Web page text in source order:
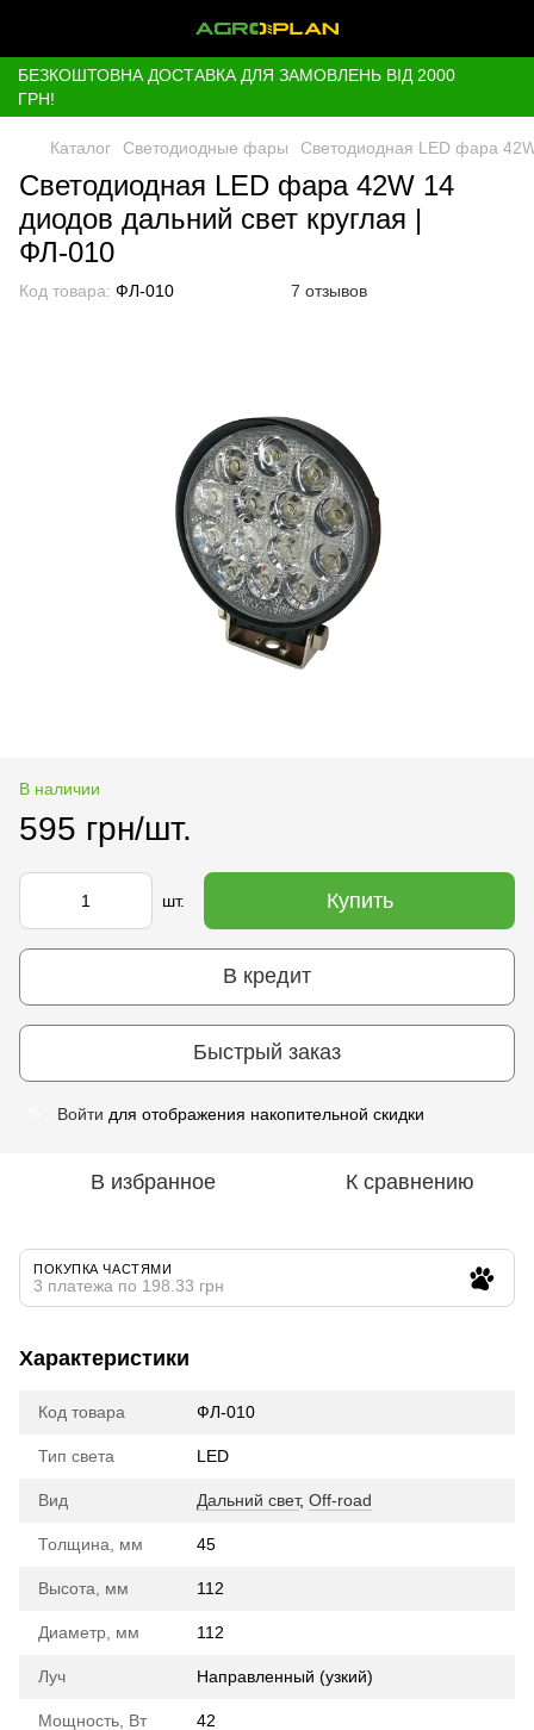
БЕЗКОШТОВНА ДОСТАВКА ДЛЯ ЗАМОВЛЕНЬ ВІД 2000
ГРН!
Каталог Светодиодные фары Светодиодная LED фара
Светодиодная LED фара 42W 14
диодов дальний свет круглая |
ФЛ-010
Код товара: ФЛ-010 7 отзывов
В наличии
595 грн/шт.
шт. Купить
В кредит
Быстрый заказ
Войти для отображения накопительной скидки
В избранное К сравнению
ПОКУПКА ЧАСТЯМИ
3 платежа по 198.33 грн
Характеристики
Код товара ФЛ-010
Тип света LED
Вид Дальний свет, Off-road
Толщина, мм 45
Высота, мм 112
Диаметр, мм 112
Луч Направленный (узкий)
Мощность, Вт 42